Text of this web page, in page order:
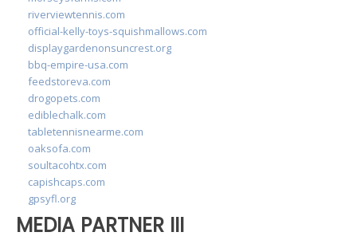
riverviewtennis.com
official-kelly-toys-squishmallows.com
displaygardenonsuncrest.org
bbq-empire-usa.com
feedstoreva.com
drogopets.com
ediblechalk.com
tabletennisnearme.com
oaksofa.com
soultacohtx.com
capishcaps.com
gpsyfl.org
MEDIA PARTNER III